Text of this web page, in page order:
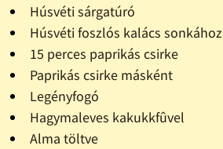
Húsvéti sárgatúró
Húsvéti foszlós kalács sonkához
15 perces paprikás csirke
Paprikás csirke másként
Legényfogó
Hagymaleves kakukkfûvel
Alma töltve